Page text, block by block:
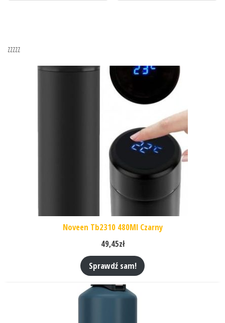
zzzzz
Noveen Tb2310 480Ml Czarny
49,45zł
Sprawdź sam!